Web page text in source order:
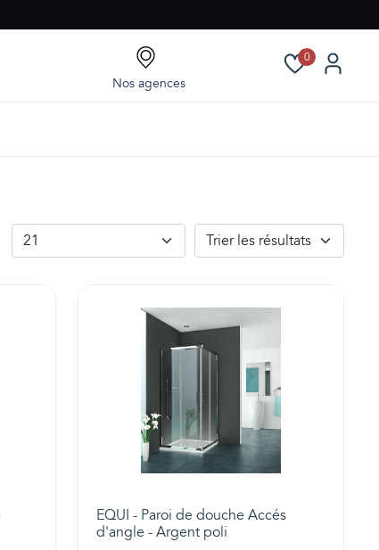
Nos agences
0
EQUI - Paroi de douche Accés
d'angle - Argent poli